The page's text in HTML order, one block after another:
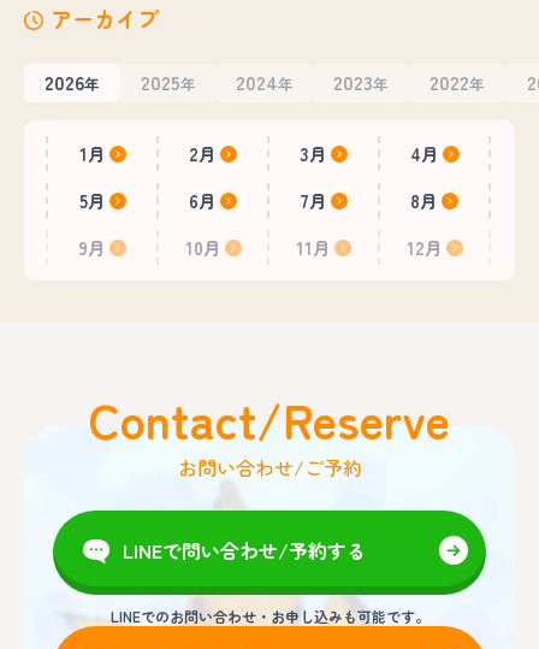
アーカイブ
2026年 2025年 2024年 2023年 2022年
1月 2月 3月
4月
5月
6月 7月
8月
9月
10月 11月 12月
Contact/Reserve
お問い合わせ/ご予約
LINEで問い合わせ/予約する
LINEでのお問い合わせ・お申し込みも可能です。